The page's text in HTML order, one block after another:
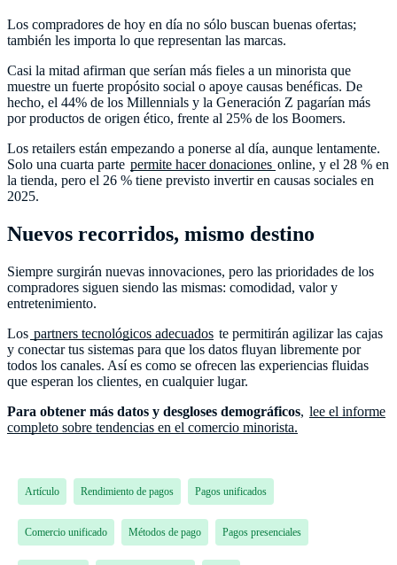
Los compradores de hoy en día no sólo buscan buenas ofertas;
también les importa lo que representan las marcas.
Casi la mitad afirman que serían más fieles a un minorista que
muestre un fuerte propósito social o apoye causas benéficas. De
hecho, el 44% de los Millennials y la Generación Z pagarían más
por productos de origen ético, frente al 25% de los Boomers.
Los retailers están empezando a ponerse al día, aunque lentamente.
Solo una cuarta parte permite hacer donaciones online, y el 28 % en
la tienda, pero el 26 % tiene previsto invertir en causas sociales en
2025.
Nuevos recorridos, mismo destino
Siempre surgirán nuevas innovaciones, pero las prioridades de los
compradores siguen siendo las mismas: comodidad, valor y
entretenimiento.
Los partners tecnológicos adecuados te permitirán agilizar las cajas
y conectar tus sistemas para que los datos fluyan libremente por
todos los canales. Así es como se ofrecen las experiencias fluidas
que esperan los clientes, en cualquier lugar.
Para obtener más datos y desgloses demográficos, lee el informe
completo sobre tendencias en el comercio minorista.
Artículo Rendimiento de pagos Pagos unificados
Comercio unificado Métodos de pago Pagos presenciales